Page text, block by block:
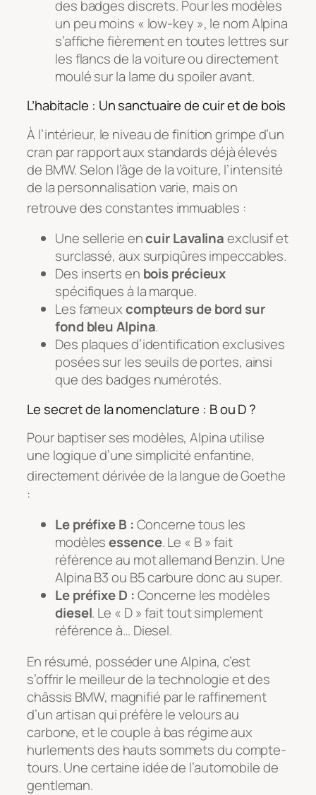
des badges discrets. Pour les modèles
un peu moins « low-key », le nom Alpina
s’affiche fièrement en toutes lettres sur
les flancs de la voiture ou directement
moulé sur la lame du spoiler avant.
L’habitacle : Un sanctuaire de cuir et de bois
À l’intérieur, le niveau de finition grimpe d’un
cran par rapport aux standards déjà élevés
de BMW. Selon l’âge de la voiture, l’intensité
de la personnalisation varie, mais on
retrouve des constantes immuables :
Une sellerie encuir Lavalinaexclusif et
surclassé, aux surpiqûres impeccables.
Des inserts en bois précieux
spécifiques à la marque.
Les fameuxcompteurs de bord sur
fond bleu Alpina.
Des plaques d’identification exclusives
posées sur les seuils de portes, ainsi
que des badges numérotés.
Le secret de la nomenclature : B ou D ?
Pour baptiser ses modèles, Alpina utilise
une logique d’une simplicité enfantine,
directement dérivée de la langue de Goethe
:
Le préfixe B :Concerne tous les
modèlesessence. Le « B » fait
référence au mot allemandBenzin. Une
Alpina B3 ou B5 carbure donc au super.
Le préfixe D :Concerne les modèles
diesel. Le « D » fait tout simplement
référence à… Diesel.
En résumé, posséder une Alpina, c’est
s’offrir le meilleur de la technologie et des
châssis BMW, magnifié par le raffinement
d’un artisan qui préfère le velours au
carbone, et le couple à bas régime aux
hurlements des hauts sommets du compte-
tours. Une certaine idée de l’automobile de
gentleman.